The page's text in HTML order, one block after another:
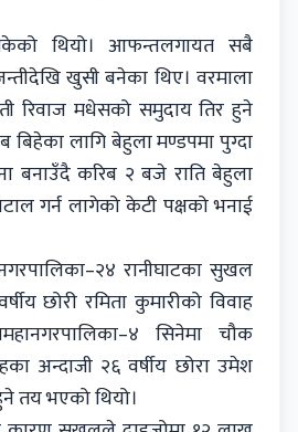
थियो। आफन्तलगायत सबै
खुसी बनेका थिए। वरमाला
रिवाज मधेसको समुदाय तिर हुने
बिहेका लागि बेहुला मण्डपमा पुग्दा
बनाउँदै करिब २ बजे राति बेहुला
गर्न लागेको केटी पक्षको भनाई
रानीघाटका सुखल
छोरी रमिता कुमारीको विवाह
सिनेमा चौक
अन्दाजी २६ वर्षीय छोरा उमेश
तय भएको थियो।